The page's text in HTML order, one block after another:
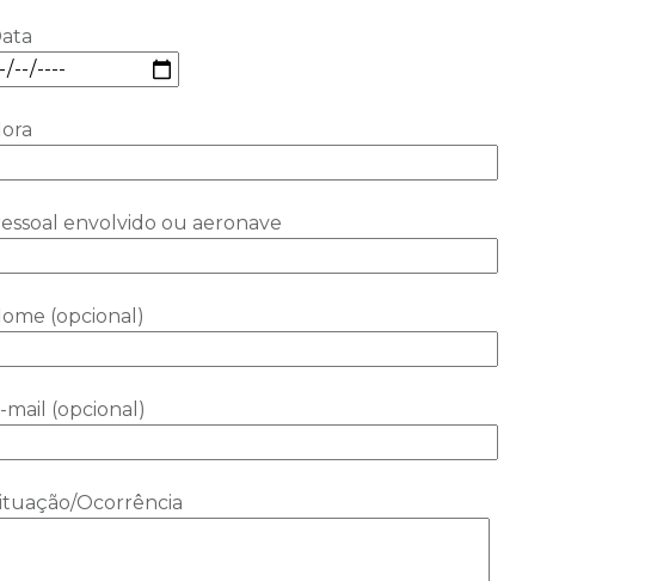
envolvido ou aeronave
(opcional)
mail (opcional)
Ocorrência